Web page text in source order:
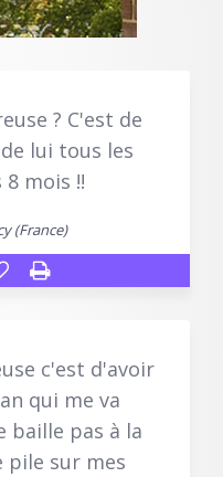
? C'est de
lui tous les
mois !!
(France)
c'est d'avoir
qui me va
baille pas à la
sur mes